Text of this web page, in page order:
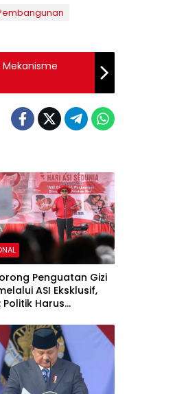
Mekanisme
Penguatan Gizi
ASI Eksklusif,
Politik Harus